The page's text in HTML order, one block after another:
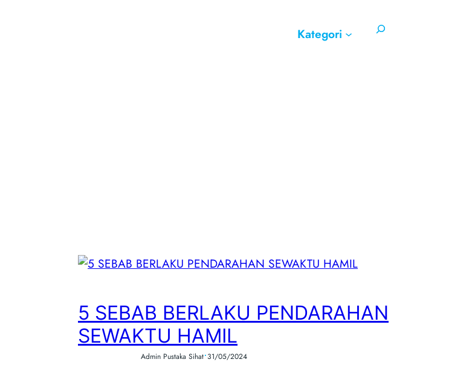
Kategori
5 SEBAB BERLAKU PENDARAHAN
SEWAKTU HAMIL
Admin Pustaka Sihat•31/05/2024